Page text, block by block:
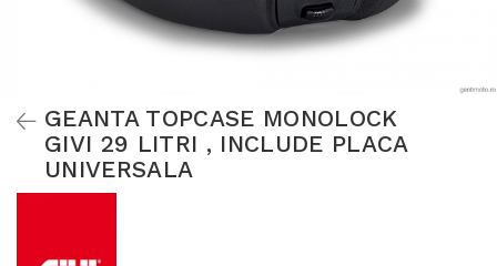
GEANTA TOPCASE MONOLOCK
GIVI 29 LITRI , INCLUDE PLACA
UNIVERSALA